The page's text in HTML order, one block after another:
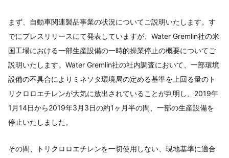
まず、自動車関連製品事業の状況についてご説明いたします。す
でにプレスリリースにて発表していますが、Water Gremlin社の米
国工場における一部生産設備の一時的操業停止の概要についてご
説明いたします。Water Gremlin社の社内調査において、一部環境
設備の不具合によりミネソタ環境局の定める基準を上回る量のト
リクロロエチレンが大気に放出されていることが判明し、2019年
1月14日から2019年3月3日の約1ヶ月半の間、一部の生産設備を
停止いたしました。
その間、トリクロロエチレンを一切使用しない、現地基準に適合